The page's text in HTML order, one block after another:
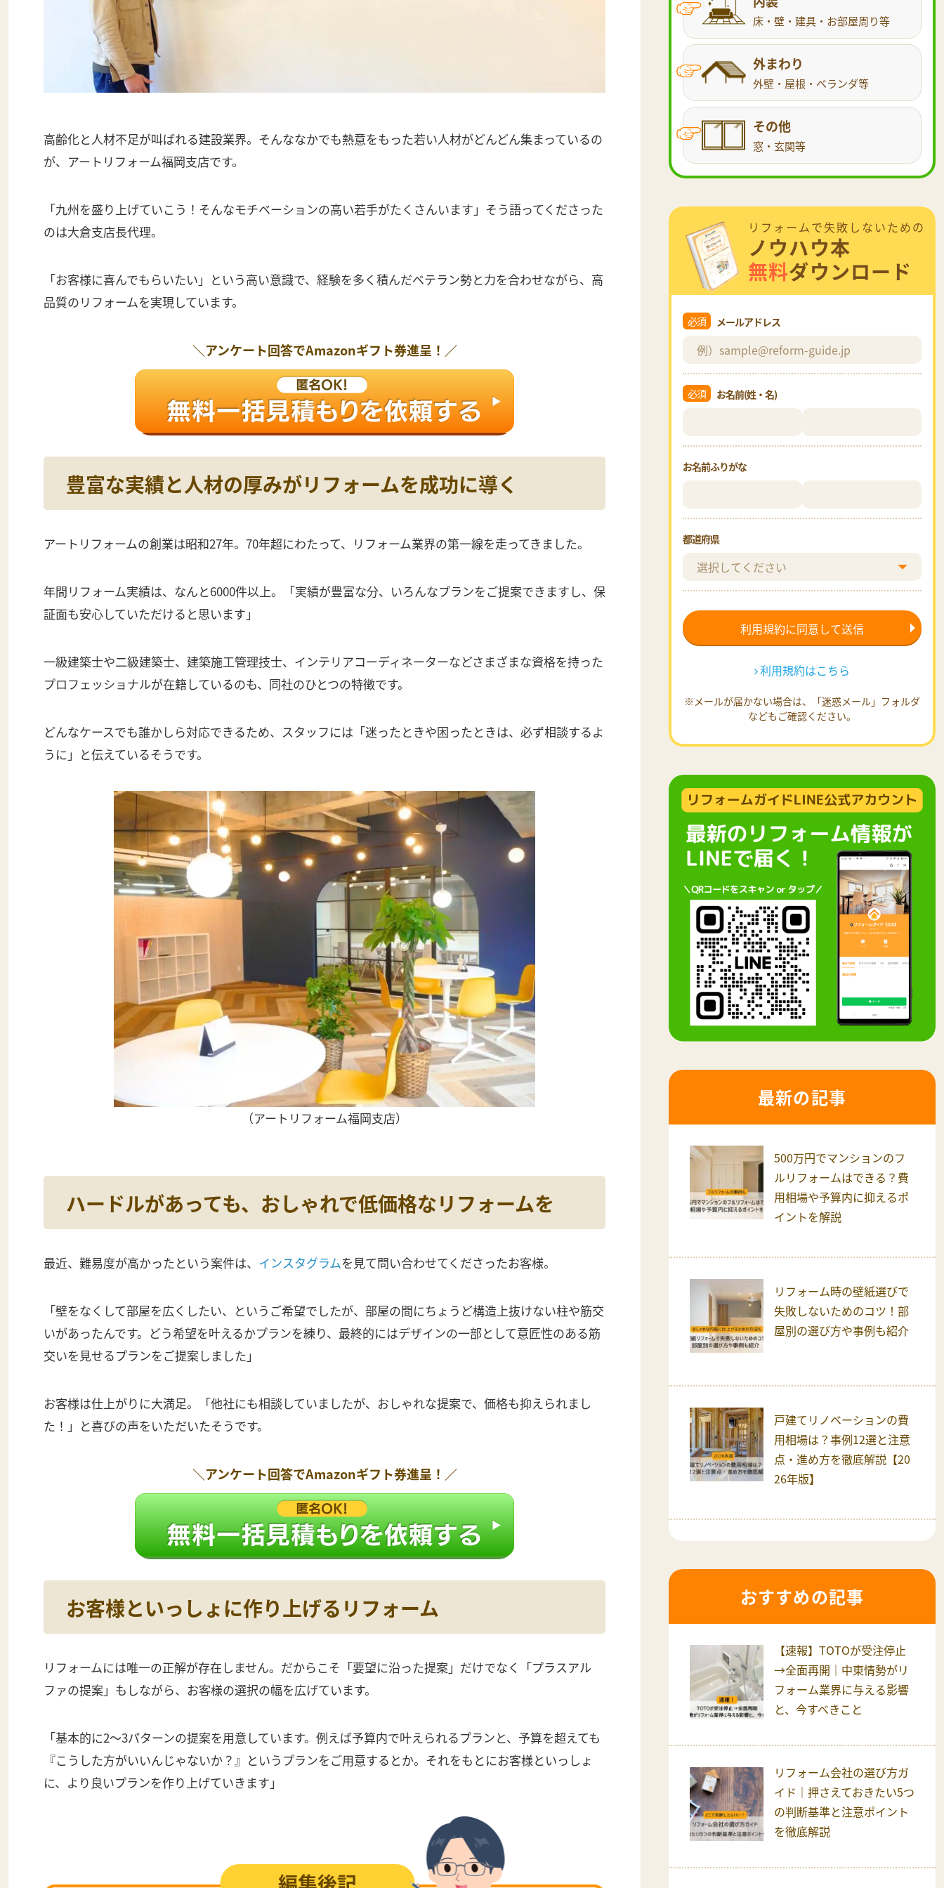
高齢化と人材不足が叫ばれる建設業界。そんななかでも熱意をもった若い人材がどんどん集まっているの
が、アートリフォーム福岡支店です。
「九州を盛り上げていこう！そんなモチベーションの高い若手がたくさんいます」そう語ってくださった
のは大倉支店長代理。
「お客様に喜んでもらいたい」という高い意識で、経験を多く積んだベテラン勢と力を合わせながら、高
品質のリフォームを実現しています。
＼アンケート回答でAmazonギフト券進呈！／
豊富な実績と人材の厚みがリフォームを成功に導く
アートリフォームの創業は昭和27年。70年超にわたって、リフォーム業界の第一線を走ってきました。
年間リフォーム実績は、なんと6000件以上。「実績が豊富な分、いろんなプランをご提案できますし、保
証面も安心していただけると思います」
一級建築士や二級建築士、建築施工管理技士、インテリアコーディネーターなどさまざまな資格を持った
プロフェッショナルが在籍しているのも、同社のひとつの特徴です。
どんなケースでも誰かしら対応できるため、スタッフには「迷ったときや困ったときは、必ず相談するよ
うに」と伝えているそうです。
（アートリフォーム福岡支店）
ハードルがあっても、おしゃれで低価格なリフォームを
最近、難易度が高かったという案件は、 インスタグラムを見て問い合わせてくださったお客様。
「壁をなくして部屋を広くしたい、というご希望でしたが、部屋の間にちょうど構造上抜けない柱や筋交
いがあったんです。どう希望を叶えるかプランを練り、最終的にはデザインの一部として意匠性のある筋
交いを見せるプランをご提案しました」
お客様は仕上がりに大満足。「他社にも相談していましたが、おしゃれな提案で、価格も抑えられまし
た！」と喜びの声をいただいたそうです。
＼アンケート回答でAmazonギフト券進呈！／
お客様といっしょに作り上げるリフォーム
リフォームには唯一の正解が存在しません。だからこそ「要望に沿った提案」だけでなく「プラスアル
ファの提案」もしながら、お客様の選択の幅を広げています。
「基本的に2〜3パターンの提案を用意しています。例えば予算内で叶えられるプランと、予算を超えても
『こうした方がいいんじゃないか？』というプランをご用意するとか。それをもとにお客様といっしょ
に、より良いプランを作り上げていきます」
床・壁・建具・お部屋周り等
外まわり
外壁・屋根・ベランダ等
その他
窓・玄関等
リフォームで失敗しないための
ノウハウ本
無料ダウンロード
必須 メールアドレス
必須 お名前(姓・名)
お名前ふりがな
都道府県
利用規約はこちら
※メールが届かない場合は、「迷惑メール」フォルダ
などもご確認ください。
最新の記事
500万円でマンションのフ
ルリフォームはできる？費
用相場や予算内に抑えるポ
イントを解説
リフォーム時の壁紙選びで
失敗しないためのコツ！部
屋別の選び方や事例も紹介
戸建てリノベーションの費
用相場は？事例12選と注意
点・進め方を徹底解説【20
26年版】
おすすめの記事
【速報】TOTOが受注停止
→全面再開｜中東情勢がリ
フォーム業界に与える影響
と、今すべきこと
リフォーム会社の選び方ガ
イド｜押さえておきたい5つ
の判断基準と注意ポイント
を徹底解説